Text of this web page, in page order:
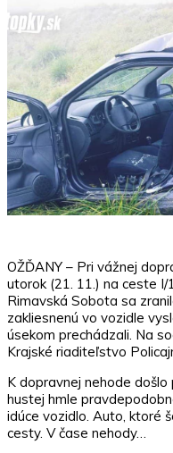
OŽĎANY – Pri vážnej
utorok (21. 11.) na ceste
Rimavská Sobota sa
zakliesnenú vo vozidle
úsekom prechádzali. Na
Krajské riaditeľstvo
K dopravnej nehode
hustej hmle
idúce vozidlo. Auto, ktoré
cesty. V čase nehody…